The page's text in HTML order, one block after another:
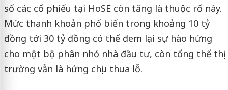
số các cổ phiếu tại HoSE còn tăng là thuộc rổ này.
Mức thanh khoản phổ biến trong khoảng 10 tỷ
đồng tới 30 tỷ đồng có thể đem lại sự hào hứng
cho một bộ phân nhỏ nhà đầu tư, còn tổng thể thị
trường vẫn là hứng chịu thua lỗ.